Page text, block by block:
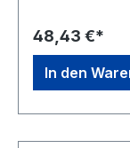
48,43 €*
In den